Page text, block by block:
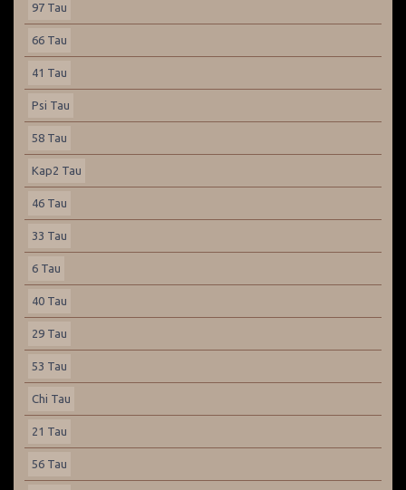
97 Tau
66 Tau
41 Tau
Psi Tau
58 Tau
Kap2 Tau
46 Tau
33 Tau
6 Tau
40 Tau
29 Tau
53 Tau
Chi Tau
21 Tau
56 Tau